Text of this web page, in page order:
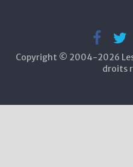
Copyright © 2004-2026
droits